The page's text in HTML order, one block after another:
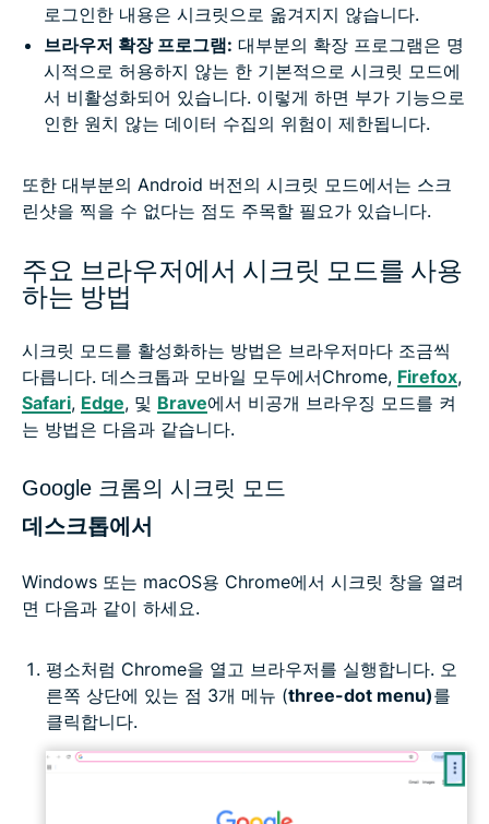
로그인한 내용은 시크릿으로 옮겨지지 않습니다.
브라우저 확장 프로그램: 대부분의 확장 프로그램은 명
시적으로 허용하지 않는 한 기본적으로 시크릿 모드에
서 비활성화되어 있습니다. 이렇게 하면 부가 기능으로
인한 원치 않는 데이터 수집의 위험이 제한됩니다.
또한 대부분의 Android 버전의 시크릿 모드에서는 스크
린샷을 찍을 수 없다는 점도 주목할 필요가 있습니다.
주요 브라우저에서 시크릿 모드를 사용
하는 방법
시크릿 모드를 활성화하는 방법은 브라우저마다 조금씩
다릅니다. 데스크톱과 모바일 모두에서Chrome, Firefox,
Safari, Edge, 및 Brave에서 비공개 브라우징 모드를 켜
는 방법은 다음과 같습니다.
Google 크롬의 시크릿 모드
데스크톱에서
Windows 또는 macOS용 Chrome에서 시크릿 창을 열려
면 다음과 같이 하세요.
평소처럼 Chrome을 열고 브라우저를 실행합니다. 오
른쪽 상단에 있는 점 3개 메뉴 (three-dot menu)를
클릭합니다.